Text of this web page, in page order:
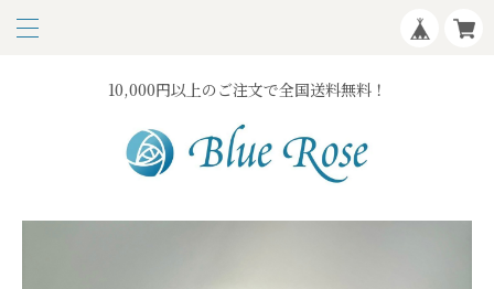
10,000円以上のご注文で全国送料無料！